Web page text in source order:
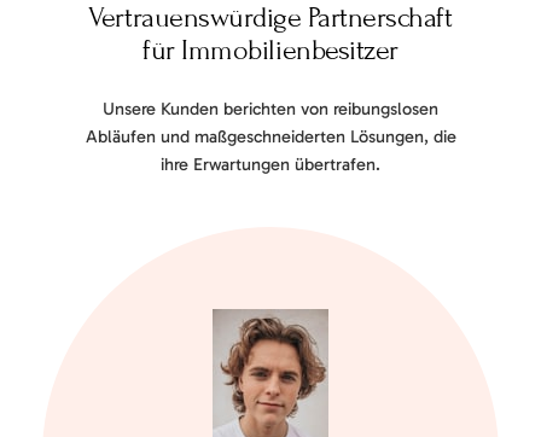
Vertrauenswürdige Partnerschaft
für Immobilienbesitzer
Unsere Kunden berichten von reibungslosen
Abläufen und maßgeschneiderten Lösungen, die
ihre Erwartungen übertrafen.